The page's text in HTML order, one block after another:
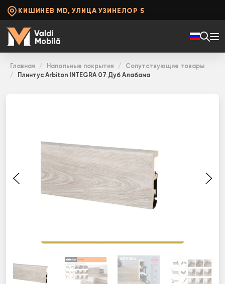
КИШИНЕВ MD, УЛИЦА УЗИНЕЛОР 5
Главная Напольные покрытия
Сопутствующие товары
Плинтус Arbiton INТЕGRА 07 Дуб Алабама